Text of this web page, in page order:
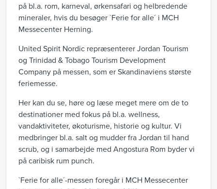
på bl.a. rom, karneval, ørkensafari og helbredende
mineraler, hvis du besøger `Ferie for alle´ i MCH
Messecenter Herning.
United Spirit Nordic repræsenterer Jordan Tourism
og Trinidad & Tobago Tourism Development
Company på messen, som er Skandinaviens største
feriemesse.
Her kan du se, høre og læse meget mere om de to
destinationer med fokus på bl.a. wellness,
vandaktiviteter, økoturisme, historie og kultur. Vi
medbringer bl.a. salt og mudder fra Jordan til hand
scrub, og i samarbejde med Angostura Rom byder vi
på caribisk rum punch.
`Ferie for alle´-messen foregår i MCH Messecenter